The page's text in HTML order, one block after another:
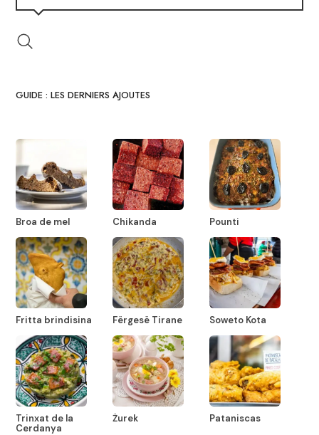
GUIDE : LES DERNIERS AJOUTES
Broa de mel Chikanda Pounti
Fritta brindisina Fërgesë Tirane Soweto Kota
Trinxat de la
Cerdanya
Żurek Pataniscas